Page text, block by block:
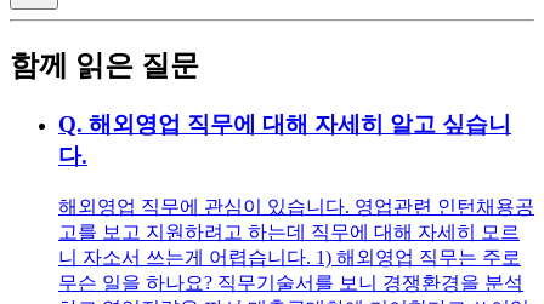
함께 읽은 질문
Q. 해외영업 직무에 대해 자세히 알고 싶습니
다.
해외영업 직무에 관심이 있습니다. 영업관련 인턴채용공
고를 보고 지원하려고 하는데 직무에 대해 자세히 모르
니 자소서 쓰는게 어렵습니다. 1) 해외영업 직무는 주로
무슨 일을 하나요? 직무기술서를 보니 경쟁환경을 분석